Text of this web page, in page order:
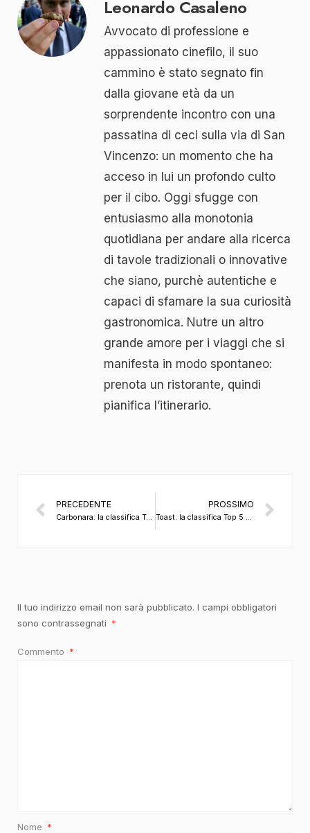
Leonardo Casaleno
Avvocato di professione e
appassionato cinefilo, il suo
cammino è stato segnato fin
dalla giovane età da un
sorprendente incontro con una
passatina di ceci sulla via di San
Vincenzo: un momento che ha
acceso in lui un profondo culto
per il cibo. Oggi sfugge con
entusiasmo alla monotonia
quotidiana per andare alla ricerca
di tavole tradizionali o innovative
che siano, purchè autentiche e
capaci di sfamare la sua curiosità
gastronomica. Nutre un altro
grande amore per i viaggi che si
manifesta in modo spontaneo:
prenota un ristorante, quindi
pianifica l’itinerario.
PRECEDENTE
Carbonara: la classifica Top 5 di Roma
PROSSIMO
Toast: la classifica Top 5 di Milano
Il tuo indirizzo email non sarà pubblicato. I campi obbligatori
sono contrassegnati *
Commento *
Nome *